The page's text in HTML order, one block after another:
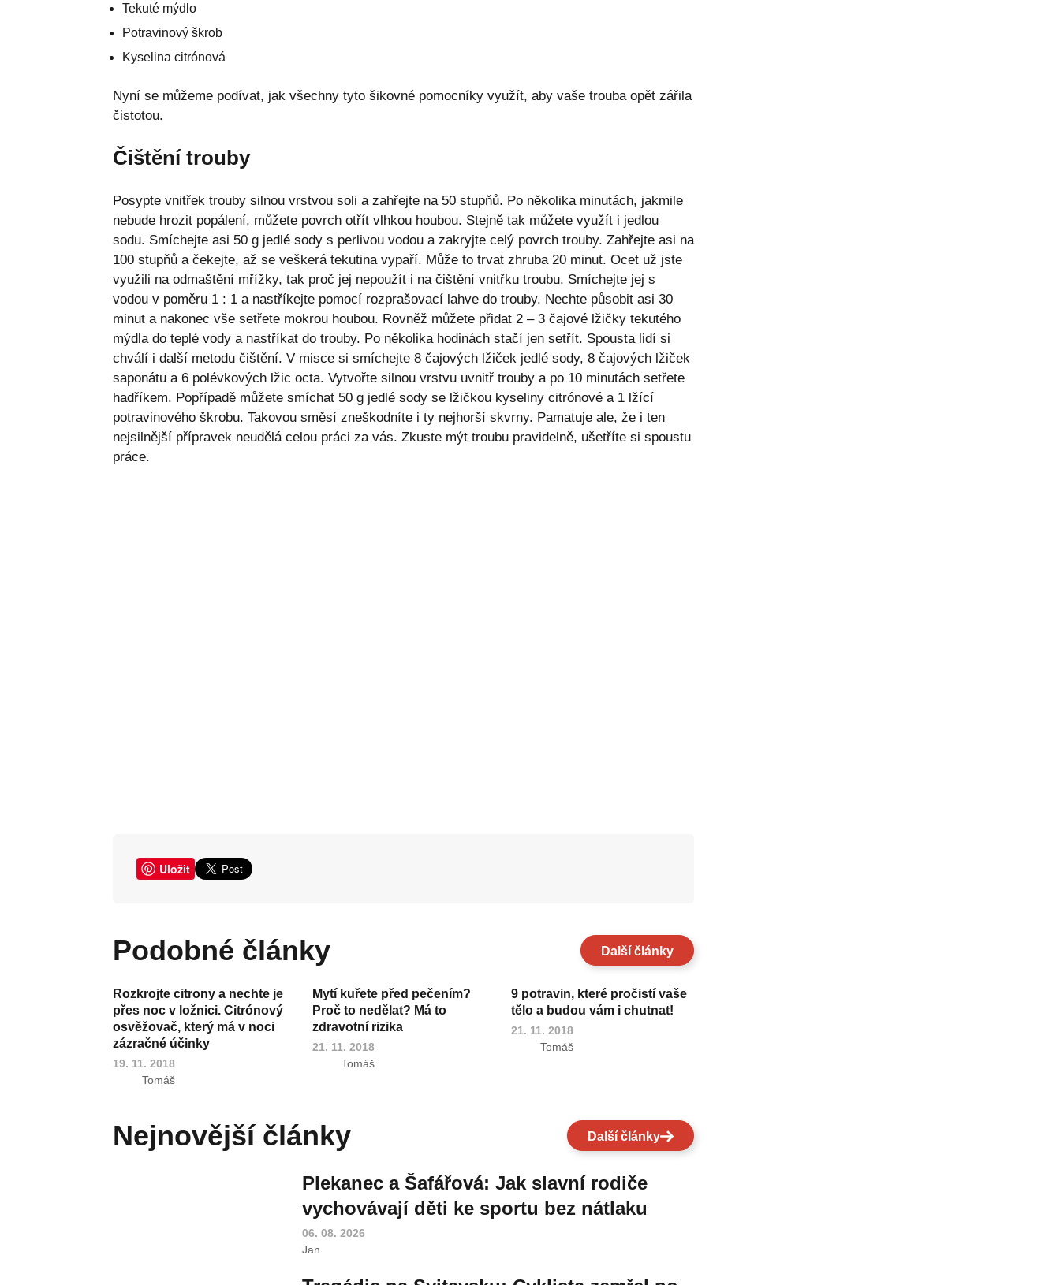
Tekuté mýdlo
Potravinový škrob
Kyselina citrónová
Nyní se můžeme podívat, jak všechny tyto šikovné pomocníky využít, aby vaše trouba opět zářila
čistotou.
Čištění trouby
Posypte vnitřek trouby silnou vrstvou soli a zahřejte na 50 stupňů. Po několika minutách, jakmile
nebude hrozit popálení, můžete povrch otřít vlhkou houbou. Stejně tak můžete využít i jedlou
sodu. Smíchejte asi 50 g jedlé sody s perlivou vodou a zakryjte celý povrch trouby. Zahřejte asi na
100 stupňů a čekejte, až se veškerá tekutina vypaří. Může to trvat zhruba 20 minut. Ocet už jste
využili na odmaštění mřížky, tak proč jej nepoužít i na čištění vnitřku troubu. Smíchejte jej s
vodou v poměru 1 : 1 a nastříkejte pomocí rozprašovací lahve do trouby. Nechte působit asi 30
minut a nakonec vše setřete mokrou houbou. Rovněž můžete přidat 2 – 3 čajové lžičky tekutého
mýdla do teplé vody a nastříkat do trouby. Po několika hodinách stačí jen setřít. Spousta lidí si
chválí i další metodu čištění. V misce si smíchejte 8 čajových lžiček jedlé sody, 8 čajových lžiček
saponátu a 6 polévkových lžic octa. Vytvořte silnou vrstvu uvnitř trouby a po 10 minutách setřete
hadříkem. Popřípadě můžete smíchat 50 g jedlé sody se lžičkou kyseliny citrónové a 1 lžící
potravinového škrobu. Takovou směsí zneškodníte i ty nejhorší skvrny. Pamatuje ale, že i ten
nejsilnější přípravek neudělá celou práci za vás. Zkuste mýt troubu pravidelně, ušetříte si spoustu
práce.
Uložit
Podobné články Další články
Rozkrojte citrony a nechte je
přes noc v ložnici. Citrónový
osvěžovač, který má v noci
zázračné účinky
19. 11. 2018
Tomáš
Mytí kuřete před pečením?
Proč to nedělat? Má to
zdravotní rizika
21. 11. 2018
Tomáš
9 potravin, které pročistí vaše
tělo a budou vám i chutnat!
21. 11. 2018
Tomáš
Nejnovější články Další články
Plekanec a Šafářová: Jak slavní rodiče
vychovávají děti ke sportu bez nátlaku
06. 08. 2026
Jan